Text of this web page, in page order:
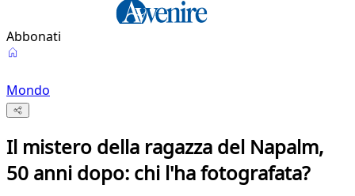
Abbonati
Mondo
Il mistero della ragazza del Napalm,
50 anni dopo: chi l'ha fotografata?